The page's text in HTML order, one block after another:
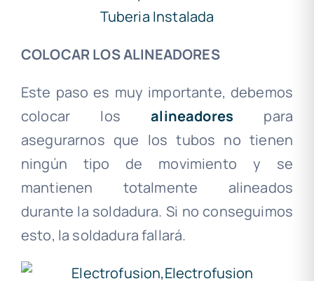
COLOCAR LOS ALINEADORES
Este paso es muy importante, debemos
colocar losalineadores para
asegurarnos que los tubos no tienen
ningún tipo de movimiento y se
mantienen totalmente alineados
durante la soldadura. Si no conseguimos
esto, la soldadura fallará.